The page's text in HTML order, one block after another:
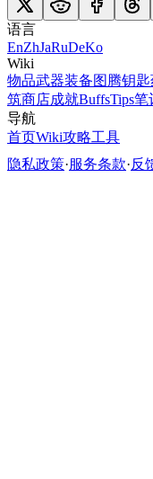
语言
EnZhJaRuDeKo
Wiki
物品武器装备图腾钥匙
筑商店成就BuffsTips笔
导航
首页Wiki攻略工具
隐私政策·服务条款·反